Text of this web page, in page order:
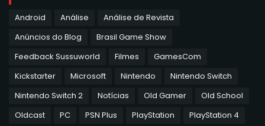
Android Análise
Análise de Revista
Anúncios do Blog
Brasil Game Show
Feedback Sussuworld
Filmes
GamesCom
Kickstarter
Microsoft Nintendo
Nintendo Switch
Nintendo Switch 2
Notícias Old Gamer
Old School
Oldcast
PC PSN Plus PlayStation
PlayStation 4